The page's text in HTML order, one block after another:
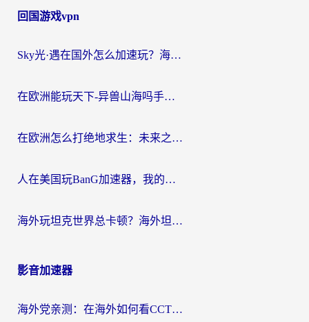
回国游戏vpn
Sky光·遇在国外怎么加速玩？海外党亲测有效的国服游戏加速指南
在欧洲能玩天下-异兽山海吗手游？海外玩家的加速器生存指南
在欧洲怎么打绝地求生：未来之役不卡？留学生亲测的加速器避坑指南
人在美国玩BanG加速器，我的延迟终于绿了
海外玩坦克世界总卡顿？海外坦克世界加速器有哪些？实测好用的选择在这里
影音加速器
海外党亲测：在海外如何看CCTV？告别“仅限大陆播放”的实用指南